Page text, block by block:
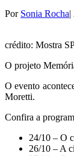
Por Sonia Rocha|
crédito: Mostra
O projeto
O evento
Moretti.
Confira a
24/10 – O
26/10 – A